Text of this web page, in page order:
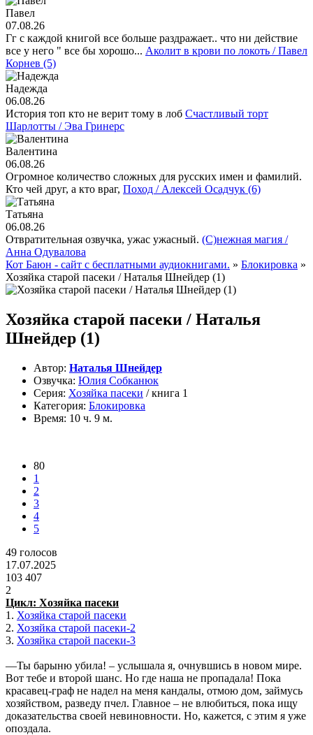
Павел
07.08.26
Гг с каждой книгой все больше раздражает.. что ни действие
все у него " все бы хорошо... Аколит в крови по локоть / Павел
Корнев (5)
Надежда
06.08.26
История топ кто не верит тому в лоб Счастливый торт
Шарлотты / Эва Гринерс
Валентина
06.08.26
Огромное количество сложных для русских имен и фамилий.
Кто чей друг, а кто враг, Поход / Алексей Осадчук (6)
Татьяна
06.08.26
Отвратительная озвучка, ужас ужасный. (С)нежная магия /
Анна Одувалова
Кот Баюн - сайт с бесплатными аудиокнигами. » Блокировка »
Хозяйка старой пасеки / Наталья Шнейдер (1)
Хозяйка старой пасеки / Наталья
Шнейдер (1)
Автор: Наталья Шнейдер
Озвучка: Юлия Собканюк
Серия: Хозяйка пасеки / книга 1
Категория: Блокировка
Время: 10 ч. 9 м.
80
1
2
3
4
5
49 голосов
17.07.2025
103 407
2
Цикл: Хозяйка пасеки
1. Хозяйка старой пасеки
2. Хозяйка старой пасеки-2
3. Хозяйка старой пасеки-3
—Ты барыню убила! – услышала я, очнувшись в новом мире.
Вот тебе и второй шанс. Но где наша не пропадала! Пока
красавец-граф не надел на меня кандалы, отмою дом, займусь
хозяйством, разведу пчел. Главное – не влюбиться, пока ищу
доказательства своей невиновности. Но, кажется, с этим я уже
опоздала.